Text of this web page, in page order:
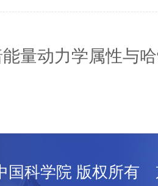
量动力学属性与
国科学院 版权所有